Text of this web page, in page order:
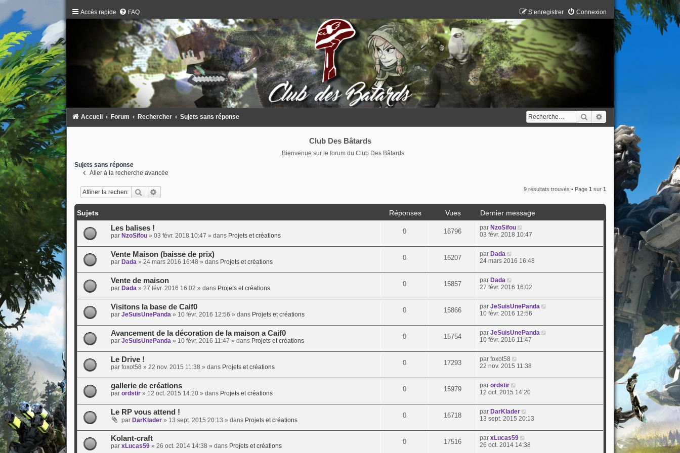
Accès rapide FAQ Connexion
S’enregistrer
Rechercher
Accueil Forum Rechercher Sujets sans réponse
Club Des Bâtards
Bienvenue sur le forum du Club Des Bâtards
Sujets sans réponse
Aller à la recherche avancée
Rechercher 9 résultats trouvés • Page 1 sur 1
Sujets Réponses Vues
Dernier message
Les balises !
par NzoSifou» 03 févr. 2018 10:47 » dans Projets et créations
0 16796 par NzoSifou
03 févr. 2018 10:47
Vente Maison (baisse de prix)
par Dada» 24 mars 2016 16:48 » dans Projets et créations
0 16207 par Dada
24 mars 2016 16:48
Vente de maison
par Dada» 27 févr. 2016 16:02 » dans Projets et créations
0 15857 par Dada
27 févr. 2016 16:02
Visitons la base de Caif0
par JeSuisUnePanda» 10 févr. 2016 12:56 » dans Projets et créations
0 15866 par JeSuisUnePanda
10 févr. 2016 12:56
Avancement de la décoration de la maison a Caif0
par JeSuisUnePanda» 10 févr. 2016 11:47 » dans Projets et créations
0 15754 par JeSuisUnePanda
10 févr. 2016 11:47
Le Drive !
par foxot58 » 22 nov. 2015 11:38 » dans Projets et créations
0 17293 par foxot58
22 nov. 2015 11:38
gallerie de créations
par ordstir» 12 oct. 2015 14:20» dans Projets et créations
0 15979 par ordstir
12 oct. 2015 14:20
Le RP vous attend !
par DarKlader» 13 sept. 2015 20:13 » dans Projets et créations
0 16718 par DarKlader
13 sept. 2015 20:13
Kolant-craft
par xLucas59» 26 oct. 2014 14:38 » dans Projets et créations
0 17516 par xLucas59
26 oct. 2014 14:38